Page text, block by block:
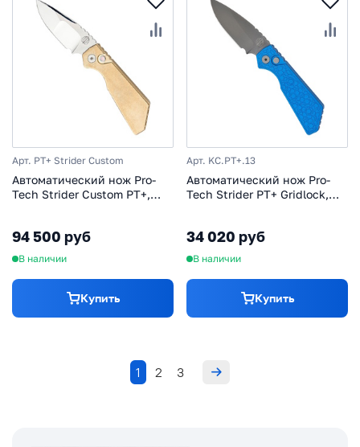
Арт. PT+ Strider Custom
Автоматический нож Pro-
Tech Strider Custom PT+,
94 500 руб
В наличии
Купить
Арт. KC.PT+.13
Автоматический нож Pro-
Tech Strider PT+ Gridlock,
34 020 руб
В наличии
Купить
1 2 3